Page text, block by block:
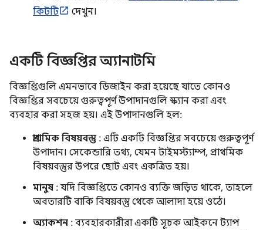
কিটটি
দেখুন।
একটি বিজ্ঞপ্তির অ্যানাটমি
বিজ্ঞপ্তিগুলি এমনভাবে ডিজাইন করা হয়েছে যাতে কোনও
বিজ্ঞপ্তির সবচেয়ে গুরুত্বপূর্ণ উপাদানগুলি স্ক্যান করা এবং
ব্যবহার করা সহজ হয়। এই উপাদানগুলি হল:
প্রাথমিক বিষয়বস্তু: এটি একটি বিজ্ঞপ্তির সবচেয়ে গুরুত্বপূর্ণ
উপাদান। সেকেন্ডারি তথ্য, যেমন টাইমস্ট্যাম্প, প্রাথমিক
বিষয়বস্তুর উপরে ছোট এবং একত্রিত হয়।
মানুষ : যদি বিজ্ঞপ্তিতে কোনও ব্যক্তি জড়িত থাকে, তাহলে
অবতারটি বাকি বিষয়বস্তু থেকে আলাদা হয়ে ওঠে।
অ্যাকশন : ব্যবহারকারীরা একটি সূচক আইকনে ট্যাপ